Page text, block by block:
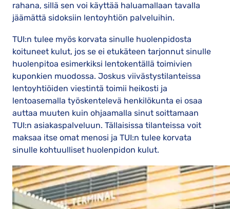
rahana, sillä sen voi käyttää haluamallaan tavalla
jäämättä sidoksiin lentoyhtiön palveluihin.
TUI:n tulee myös korvata sinulle huolenpidosta
koituneet kulut, jos se ei etukäteen tarjonnut sinulle
huolenpitoa esimerkiksi lentokentällä toimivien
kuponkien muodossa. Joskus viivästystilanteissa
lentoyhtiöiden viestintä toimii heikosti ja
lentoasemalla työskentelevä henkilökunta ei osaa
auttaa muuten kuin ohjaamalla sinut soittamaan
TUI:n asiakaspalveluun. Tällaisissa tilanteissa voit
maksaa itse omat menosi ja TUI:n tulee korvata
sinulle kohtuulliset huolenpidon kulut.